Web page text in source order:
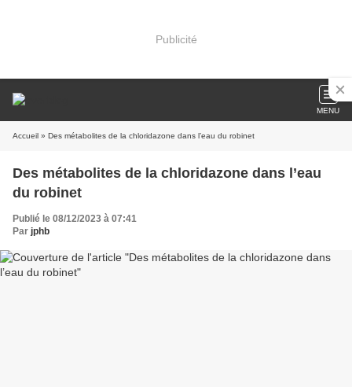
Publicité
MENU
Accueil » Des métabolites de la chloridazone dans l’eau du robinet
Des métabolites de la chloridazone dans l’eau
du robinet
Publié le 08/12/2023 à 07:41
Par jphb